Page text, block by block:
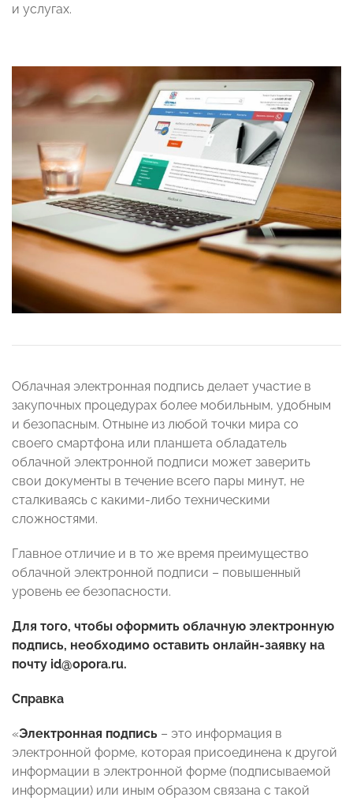
и услугах.
Облачная электронная подпись делает участие в
закупочных процедурах более мобильным, удобным
и безопасным. Отныне из любой точки мира со
своего смартфона или планшета обладатель
облачной электронной подписи может заверить
свои документы в течение всего пары минут, не
сталкиваясь с какими-либо техническими
сложностями.
Главное отличие и в то же время преимущество
облачной электронной подписи – повышенный
уровень ее безопасности.
Для того, чтобы оформить облачную электронную
подпись, необходимо оставить онлайн-заявку на
почту id@opora.ru.
Cправка
«Электронная подпись – это информация в
электронной форме, которая присоединена к другой
информации в электронной форме (подписываемой
информации) или иным образом связана с такой